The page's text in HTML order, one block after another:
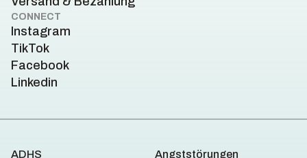
CONNECT
Instagram
TikTok
Facebook
Linkedin
ADHS
Angststörungen